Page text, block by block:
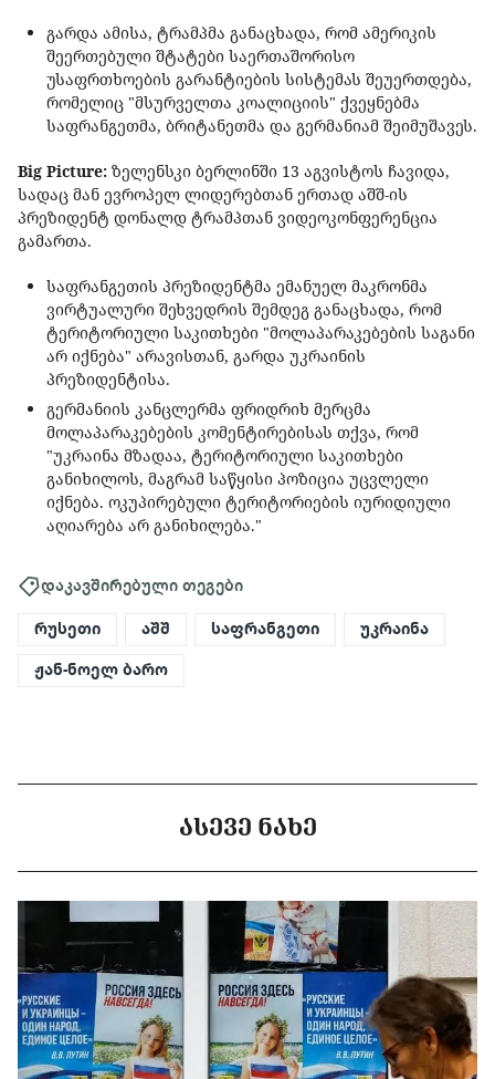
გარდა ამისა, ტრამპმა განაცხადა, რომ ამერიკის
შეერთებული შტატები საერთაშორისო
უსაფრთხოების გარანტიების სისტემას შეუერთდება,
რომელიც "მსურველთა კოალიციის" ქვეყნებმა
საფრანგეთმა, ბრიტანეთმა და გერმანიამ შეიმუშავეს.
Big Picture: ზელენსკი ბერლინში 13 აგვისტოს ჩავიდა,
სადაც მან ევროპელ ლიდერებთან ერთად აშშ-ის
პრეზიდენტ დონალდ ტრამპთან ვიდეოკონფერენცია
გამართა.
საფრანგეთის პრეზიდენტმა ემანუელ მაკრონმა
ვირტუალური შეხვედრის შემდეგ განაცხადა, რომ
ტერიტორიული საკითხები "მოლაპარაკებების საგანი
არ იქნება" არავისთან, გარდა უკრაინის
პრეზიდენტისა.
გერმანიის კანცლერმა ფრიდრიხ მერცმა
მოლაპარაკებების კომენტირებისას თქვა, რომ
"უკრაინა მზადაა, ტერიტორიული საკითხები
განიხილოს, მაგრამ საწყისი პოზიცია უცვლელი
იქნება. ოკუპირებული ტერიტორიების იურიდიული
აღიარება არ განიხილება."
დაკავშირებული თეგები
რუსეთი აშშ საფრანგეთი უკრაინა
ჟან-ნოელ ბარო
ᲐᲡᲔᲕᲔ ᲜᲐᲮᲔ